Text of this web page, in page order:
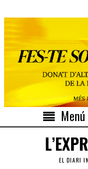
Menú
EL DIARI